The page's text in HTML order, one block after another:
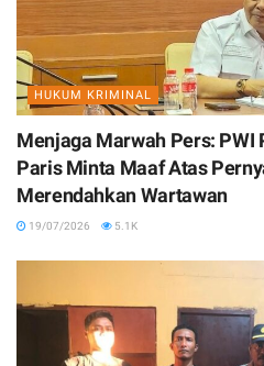
HUKUM KRIMINAL
Menjaga Marwah Pers: PWI
Paris Minta Maaf Atas
Merendahkan Wartawan
19/07/2026 5.1K